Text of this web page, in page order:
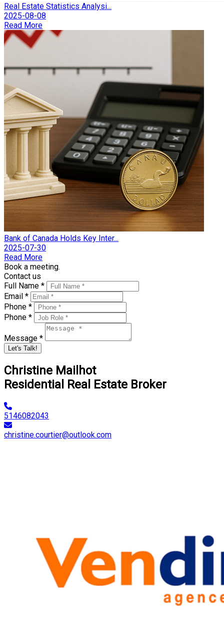
Real Estate Statistics Analysi...
2025-08-08
Read More
Bank of Canada Holds Key Inter...
2025-07-30
Read More
Book a meeting.
Contact us
Full Name *
Email *
Phone *
Phone *
Message *
Let's Talk!
Christine Mailhot
Residential Real Estate Broker
5146082043
christine.courtier@outlook.com